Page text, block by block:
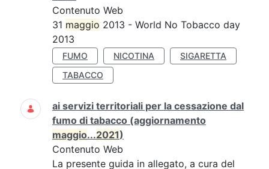
Contenuto Web
31 maggio 2013 - World No Tobacco day
2013
FUMO NICOTINA
SIGARETTA
TABACCO
ai servizi territoriali per la cessazione dal
fumo di tabacco (aggiornamento
maggio...2021)
Contenuto Web
La presente guida in allegato, a cura del